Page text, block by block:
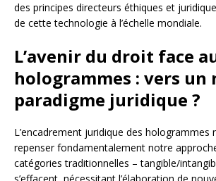
des principes directeurs éthiques et
de cette technologie à l’échelle mondiale.
L’avenir du droit face
hologrammes : vers un
paradigme juridique ?
L’encadrement juridique des hologrammes
repenser fondamentalement notre
catégories traditionnelles – tangible/